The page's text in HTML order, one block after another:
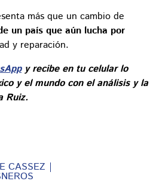
más que un cambio de
un país que aún lucha por
y reparación.
y recibe en tu celular lo
y el mundo con el análisis y la
Ruiz.
CASSEZ